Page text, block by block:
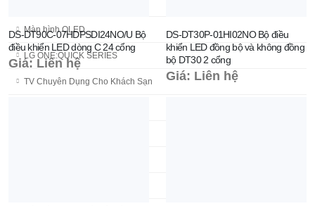
Màn hình OLED
LG ONE:QUICK SERIES
TV Chuyên Dụng Cho Khách Sạn
DS-DT90C-07HDPSDI24NO/U Bộ
điều khiển LED dòng C 24 cổng
Giá: Liên hệ
DS-DT30P-01HI02NO Bộ điều
khiển LED đồng bộ và không đồng
bộ DT30 2 cổng
Giá: Liên hệ